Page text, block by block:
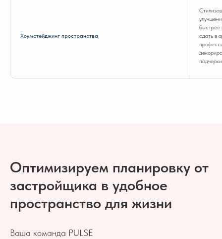
Хоумстейджинг пространства
быстрее
сдать в
Оптимизируем планировку от
застройщика в удобное
пространство для жизни
Ваша команда PULSE